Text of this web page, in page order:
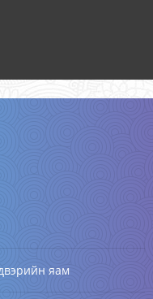
Цааш унших
шарлага
Цааш унших
яам